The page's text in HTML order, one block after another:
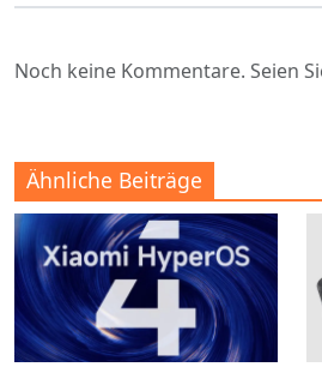
Noch keine Kommentare. Seien
Ähnliche Beiträge